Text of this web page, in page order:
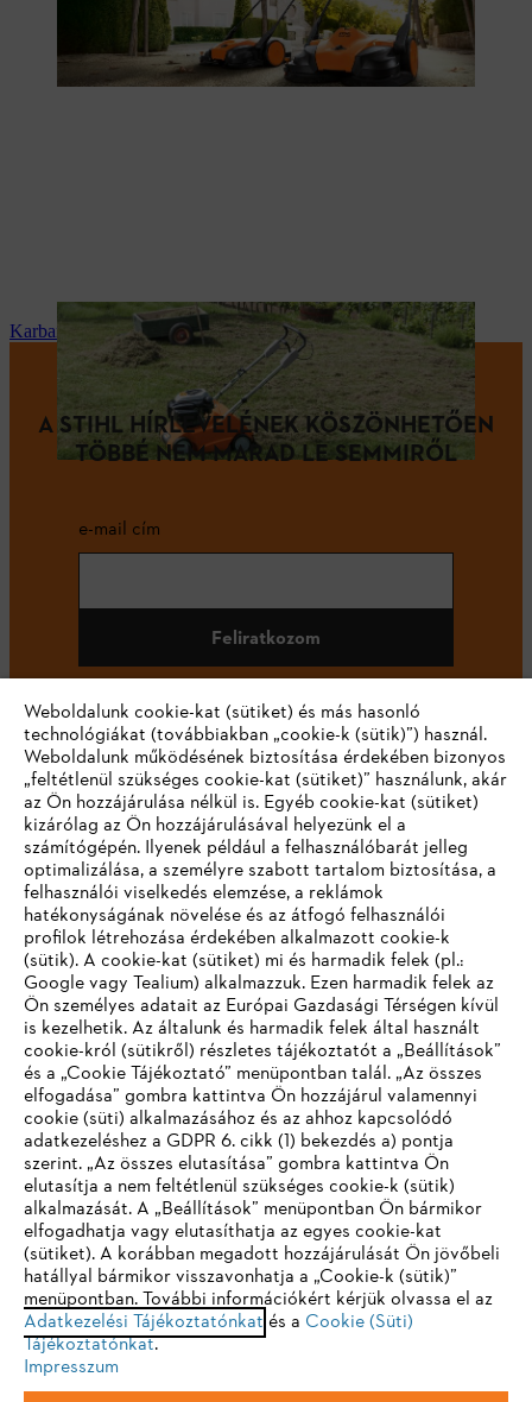
Karbantartás és javítás
A STIHL HÍRLEVELÉNEK KÖSZÖNHETŐEN
TÖBBÉ NEM MARAD LE SEMMIRŐL
e-mail cím
Feliratkozom
#STIHL
Vállalat
STIHL GYIK
Szerviz
Adatvédelem Impresszum Cookie tájékoztató
Jogi információk
IHR BROWSER WIRD NICHT
UNTERSTÜTZT
Sie nutzen einen Browser, den wir noch nicht unterstützen. Für
eine optimale Nutzung unserer Seite empfehlen wir Ihnen, zu
einem der folgenden Browser zu wechseln:
Firefox Chrome
Weboldalunk cookie-kat (sütiket) és más hasonló
technológiákat (továbbiakban „cookie-k (sütik)”) használ.
Weboldalunk működésének biztosítása érdekében bizonyos
„feltétlenül szükséges cookie-kat (sütiket)” használunk, akár
az Ön hozzájárulása nélkül is. Egyéb cookie-kat (sütiket)
kizárólag az Ön hozzájárulásával helyezünk el a
számítógépén. Ilyenek például a felhasználóbarát jelleg
optimalizálása, a személyre szabott tartalom biztosítása, a
felhasználói viselkedés elemzése, a reklámok
hatékonyságának növelése és az átfogó felhasználói
profilok létrehozása érdekében alkalmazott cookie-k
(sütik). A cookie-kat (sütiket) mi és harmadik felek (pl.:
Google vagy Tealium) alkalmazzuk. Ezen harmadik felek az
Ön személyes adatait az Európai Gazdasági Térségen kívül
is kezelhetik. Az általunk és harmadik felek által használt
cookie-król (sütikről) részletes tájékoztatót a „Beállítások”
és a „Cookie Tájékoztató” menüpontban talál. „Az összes
elfogadása” gombra kattintva Ön hozzájárul valamennyi
cookie (süti) alkalmazásához és az ahhoz kapcsolódó
adatkezeléshez a GDPR 6. cikk (1) bekezdés a) pontja
szerint. „Az összes elutasítása” gombra kattintva Ön
elutasítja a nem feltétlenül szükséges cookie-k (sütik)
alkalmazását. A „Beállítások” menüpontban Ön bármikor
elfogadhatja vagy elutasíthatja az egyes cookie-kat
(sütiket). A korábban megadott hozzájárulását Ön jövőbeli
hatállyal bármikor visszavonhatja a „Cookie-k (sütik)”
menüpontban. További információkért kérjük olvassa el az
Adatkezelési Tájékoztatónkat és a Cookie (Süti)
Tájékoztatónkat.
Impresszum